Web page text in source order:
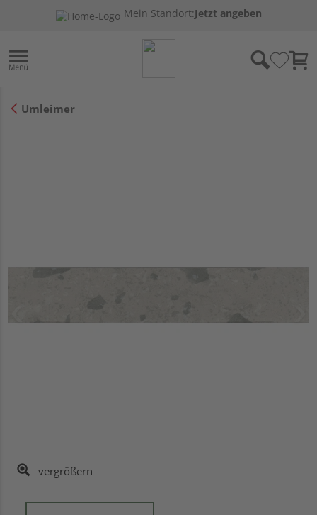
Mein Standort:Jetzt angeben
Umleimer
vergrößern